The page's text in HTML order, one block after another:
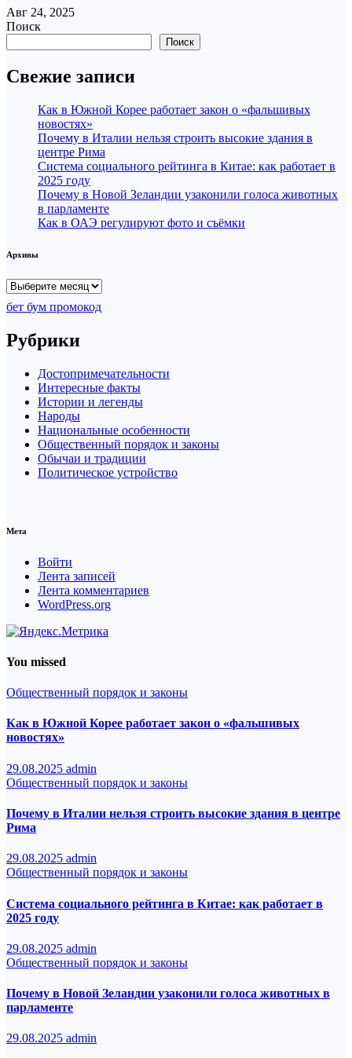
Авг 24, 2025
Поиск
Поиск
Свежие записи
Как в Южной Корее работает закон о «фальшивых
новостях»
Почему в Италии нельзя строить высокие здания в
центре Рима
Система социального рейтинга в Китае: как работает в
2025 году
Почему в Новой Зеландии узаконили голоса животных
в парламенте
Как в ОАЭ регулируют фото и съёмки
Архивы
Архивы
бет бум промокод
Рубрики
Достопримечательности
Интересные факты
Истории и легенды
Народы
Национальные особенности
Общественный порядок и законы
Обычаи и традиции
Политическое устройство
Мета
Войти
Лента записей
Лента комментариев
WordPress.org
You missed
Общественный порядок и законы
Как в Южной Корее работает закон о «фальшивых
новостях»
29.08.2025 admin
Общественный порядок и законы
Почему в Италии нельзя строить высокие здания в центре
Рима
29.08.2025 admin
Общественный порядок и законы
Система социального рейтинга в Китае: как работает в
2025 году
29.08.2025 admin
Общественный порядок и законы
Почему в Новой Зеландии узаконили голоса животных в
парламенте
29.08.2025 admin